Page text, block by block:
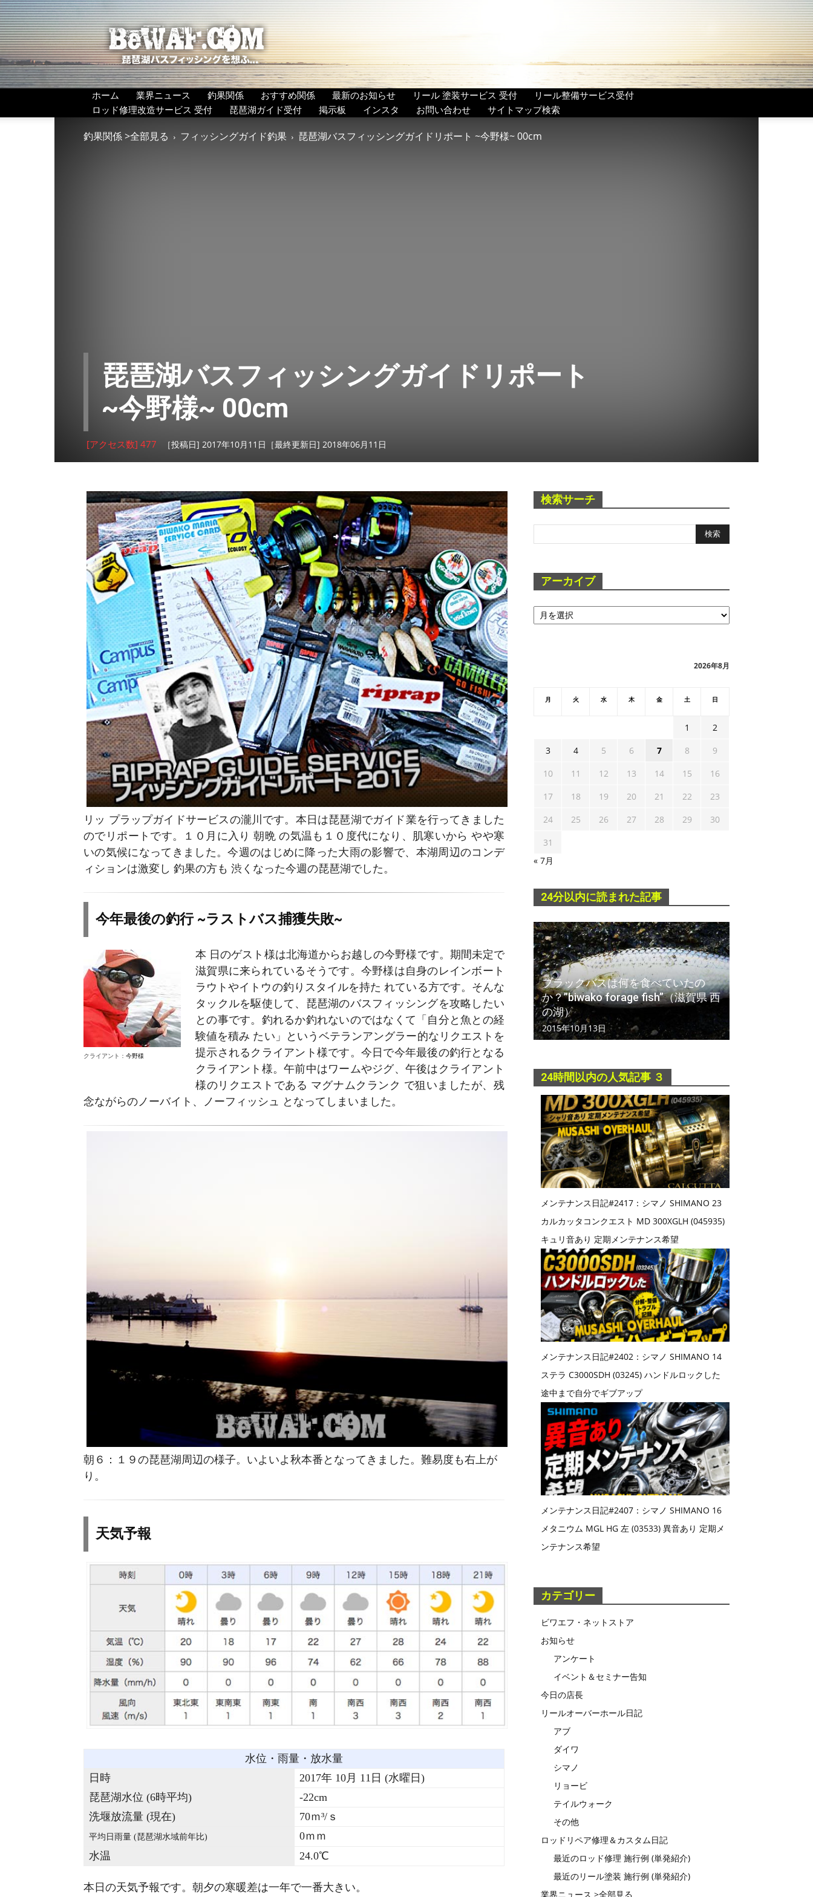
BeWAF
(ビ
ワ
エ
フ）
ホーム 業界ニュース 釣果関係 おすすめ関係 最新のお知らせ リール 塗装サービス 受付
リール整備サービス受付
ロッド修理改造サービス 受付
琵琶湖ガイド受付 掲示板 インスタ お問い合わせ サイトマップ検索
釣果関係 >全部見る フィッシングガイド釣果 琵琶湖バスフィッシングガイドリポート ~今野様~ 00cm
琵琶湖バスフィッシングガイドリポート
~今野様~ 00cm
[アクセス数] 477 ［投稿日] 2017年10月11日［最終更新日] 2018年06月11日
リッ プラップガイドサービスの瀧川です。本日は琵琶湖でガイド業を行ってきました
のでリポートです。１０月に入り 朝晩 の気温も１０度代になり、肌寒いから やや寒
いの気候になってきました。今週のはじめに降った大雨の影響で、本湖周辺のコンデ
ィションは激変し 釣果の方も 渋くなった今週の琵琶湖でした。
今年最後の釣行 ~ラストバス捕獲失敗~
クライアント： 今野様
本 日のゲスト様は北海道からお越しの今野様です。期間未定で
滋賀県に来られているそうです。今野様は自身のレインボート
ラウトやイトウの釣りスタイルを持た れている方です。そんな
タックルを駆使して、琵琶湖のバスフィッシングを攻略したい
との事です。釣れるか釣れないのではなくて「自分と魚との経
験値を積み たい」というベテランアングラー的なリクエストを
提示されるクライアント様です。今日で今年最後の釣行となる
クライアント様。午前中はワームやジグ、午後はクライアント
様のリクエストである マグナムクランク で狙いましたが、残
念ながらのノーバイト、ノーフィッシュ となってしまいました。
朝６：１９の琵琶湖周辺の様子。いよいよ秋本番となってきました。難易度も右上が
り。
天気予報
水位・雨量・放水量
日時
2017年 10月 11日 (水曜日)
琵琶湖水位 (6時平均)
-22cm
洗堰放流量 (現在)
70ｍ³/ｓ
平均日雨量 (琵琶湖水域前年比)
0ｍｍ
水温
24.0℃
本日の天気予報です。朝夕の寒暖差は一年で一番大きい。
検索サーチ
アーカイブ
ア
ー
2026年8月
月 火 水 木 金 土 日
1
2
3
4 5 6 7 8
9
10
11 12 13 14 15
16
17
18 19 20 21 22
23
24
25 26 27 28 29
30
31
« 7月
24分以内に読まれた記事
ブラックバスは何を食べていたの
か？”biwako forage fish”（滋賀県 西
の湖）
2015年10月13日
24時間以内の人気記事 ３
メンテナンス日記#2417：シマノ SHIMANO 23
カルカッタコンクエスト MD 300XGLH (045935)
キュリ音あり 定期メンテナンス希望
メンテナンス日記#2402：シマノ SHIMANO 14
ステラ C3000SDH (03245) ハンドルロックした
途中まで自分でギブアップ
メンテナンス日記#2407：シマノ SHIMANO 16
メタニウム MGL HG 左 (03533) 異音あり 定期メ
ンテナンス希望
カテゴリー
ビワエフ・ネットストア
お知らせ
アンケート
イベント＆セミナー告知
今日の店長
リールオーバーホール日記
アブ
ダイワ
シマノ
リョービ
テイルウォーク
その他
ロッドリペア修理＆カスタム日記
最近のロッド修理 施行例 (単発紹介)
最近のリール塗装 施行例 (単発紹介)
業界ニュース >全部見る